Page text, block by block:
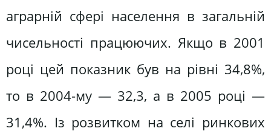
аграрній сфері населення в загальній
чисельності працюючих. Якщо в 2001
році цей показник був на рівні 34,8%,
то в 2004-му — 32,3, а в 2005 році —
31,4%. Із розвитком на селі ринкових